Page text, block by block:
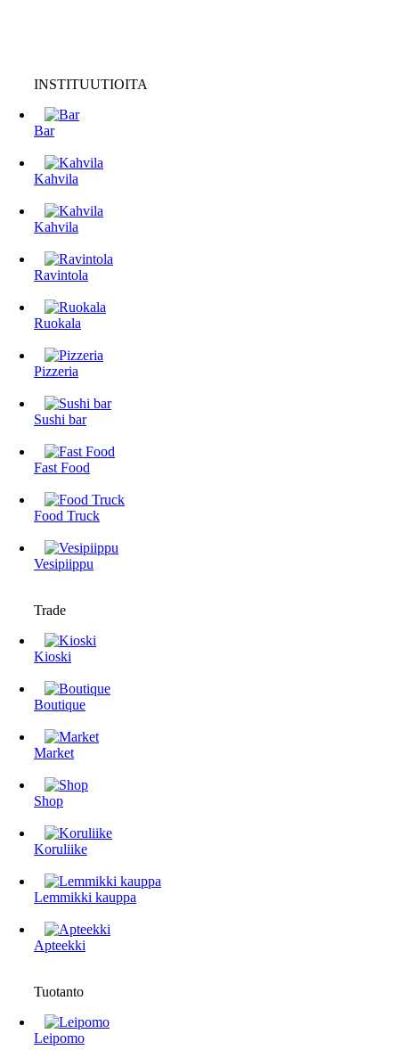
INSTITUUTIOITA
Bar
Kahvila
Kahvila
Ravintola
Ruokala
Pizzeria
Sushi bar
Fast Food
Food Truck
Vesipiippu
Trade
Kioski
Boutique
Market
Shop
Koruliike
Lemmikki kauppa
Apteekki
Tuotanto
Leipomo